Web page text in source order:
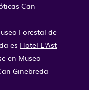
Can
Forestal de
es Hotel L'Ast
en Museo
Ginebreda